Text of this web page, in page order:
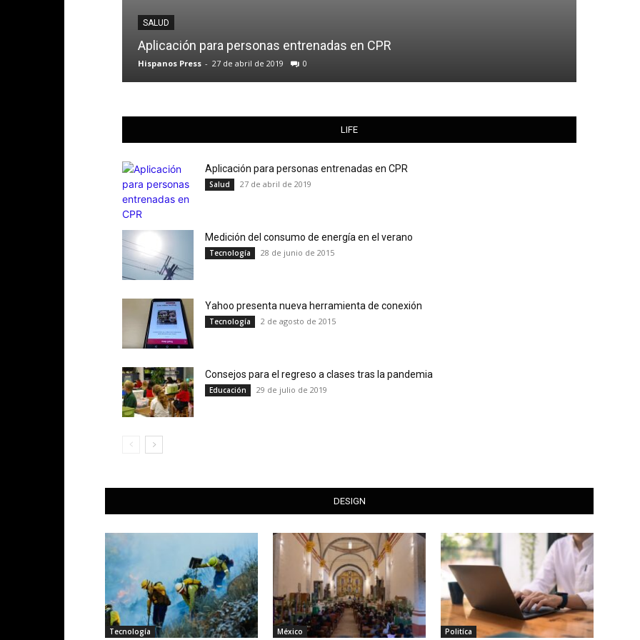
SALUD
Aplicación para personas entrenadas en CPR
Hispanos Press - 27 de abril de 2019 0
LIFE
Aplicación para personas entrenadas en CPR
Salud 27 de abril de 2019
Medición del consumo de energía en el verano
Tecnología 28 de junio de 2015
Yahoo presenta nueva herramienta de conexión
Tecnología 2 de agosto de 2015
Consejos para el regreso a clases tras la pandemia
Educación 29 de julio de 2019
DESIGN
Tecnología México Politíca